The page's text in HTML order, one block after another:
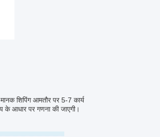
शिपिंग आमतौर पर 5-7 कार्य
के आधार पर गणना की जाएगी।